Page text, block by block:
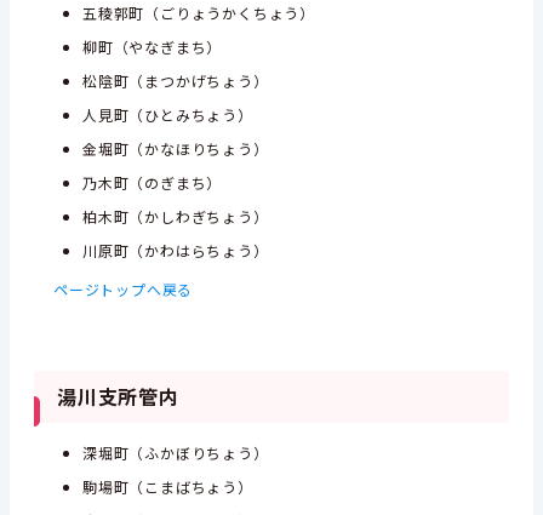
五稜郭町（ごりょうかくちょう）
柳町（やなぎまち）
松陰町（まつかげちょう）
人見町（ひとみちょう）
金堀町（かなほりちょう）
乃木町（のぎまち）
柏木町（かしわぎちょう）
川原町（かわはらちょう）
ページトップへ戻る
湯川支所管内
深堀町（ふかぼりちょう）
駒場町（こまばちょう）